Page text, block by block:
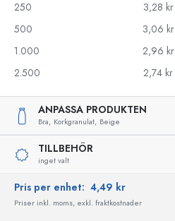
250
3,28 kr
500
3,06 kr
1.000
2,96 kr
2.500
2,74 kr
ANPASSA PRODUKTEN
Bra, Korkgranulat, Beige
TILLBEHÖR
inget valt
Pris per enhet: 4,49 kr
Priser inkl. moms, exkl. fraktkostnader